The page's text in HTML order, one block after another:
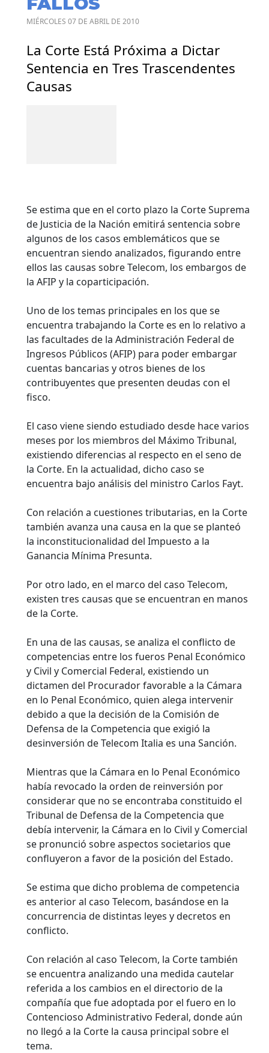
MIÉRCOLES 07 DE ABRIL DE 2010
La Corte Está Próxima a Dictar
Sentencia en Tres Trascendentes
Causas
Se estima que en el corto plazo la Corte Suprema
de Justicia de la Nación emitirá sentencia sobre
algunos de los casos emblemáticos que se
encuentran siendo analizados, figurando entre
ellos las causas sobre Telecom, los embargos de
la AFIP y la coparticipación.
Uno de los temas principales en los que se
encuentra trabajando la Corte es en lo relativo a
las facultades de la Administración Federal de
Ingresos Públicos (AFIP) para poder embargar
cuentas bancarias y otros bienes de los
contribuyentes que presenten deudas con el
fisco.
El caso viene siendo estudiado desde hace varios
meses por los miembros del Máximo Tribunal,
existiendo diferencias al respecto en el seno de
la Corte. En la actualidad, dicho caso se
encuentra bajo análisis del ministro Carlos Fayt.
Con relación a cuestiones tributarias, en la Corte
también avanza una causa en la que se planteó
la inconstitucionalidad del Impuesto a la
Ganancia Mínima Presunta.
Por otro lado, en el marco del caso Telecom,
existen tres causas que se encuentran en manos
de la Corte.
En una de las causas, se analiza el conflicto de
competencias entre los fueros Penal Económico
y Civil y Comercial Federal, existiendo un
dictamen del Procurador favorable a la Cámara
en lo Penal Económico, quien alega intervenir
debido a que la decisión de la Comisión de
Defensa de la Competencia que exigió la
desinversión de Telecom Italia es una Sanción.
Mientras que la Cámara en lo Penal Económico
había revocado la orden de reinversión por
considerar que no se encontraba constituido el
Tribunal de Defensa de la Competencia que
debía intervenir, la Cámara en lo Civil y Comercial
se pronunció sobre aspectos societarios que
confluyeron a favor de la posición del Estado.
Se estima que dicho problema de competencia
es anterior al caso Telecom, basándose en la
concurrencia de distintas leyes y decretos en
conflicto.
Con relación al caso Telecom, la Corte también
se encuentra analizando una medida cautelar
referida a los cambios en el directorio de la
compañía que fue adoptada por el fuero en lo
Contencioso Administrativo Federal, donde aún
no llegó a la Corte la causa principal sobre el
tema.